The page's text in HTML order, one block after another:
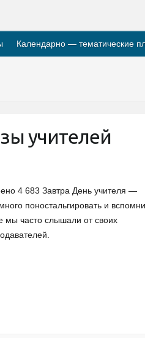
Календарно — тематические
учителей
4 683 Завтра День учителя —
поностальгировать и
мы часто слышали от своих